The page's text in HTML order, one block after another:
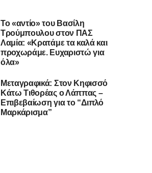
Το «αντίο» του Βασίλη
Τρούμπουλου στον ΠΑΣ
Λαμία: «Κρατάμε τα καλά και
προχωράμε. Ευχαριστώ για
όλα»
Μεταγραφικά: Στον Κηφισσό
Κάτω Τιθορέας ο Λάππας –
Επιβεβαίωση για το “Διπλό
Μαρκάρισμα”